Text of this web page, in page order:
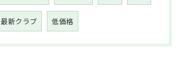
最新クラブ 低価格